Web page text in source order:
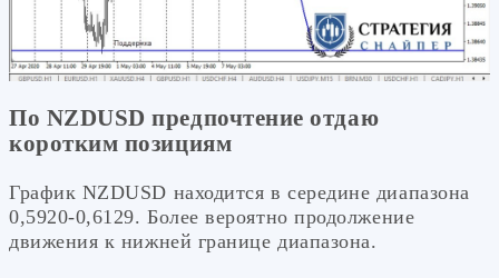
По NZDUSD предпочтение отдаю
коротким позициям
График NZDUSD находится в середине диапазона
0,5920-0,6129. Более вероятно продолжение
движения к нижней границе диапазона.